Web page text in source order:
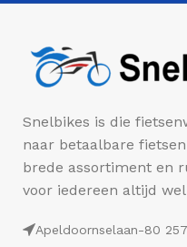
Snelbikes is die
naar betaalbare
brede assortiment en
voor iedereen altijd
Apeldoornselaan-80